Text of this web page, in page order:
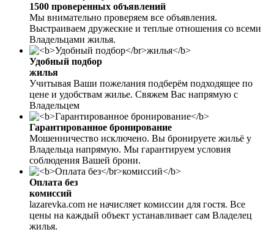
1500 проверенных объявлений
Мы внимательно проверяем все объявления.
Выстраиваем дружеские и теплые отношения со всеми
Владельцами жилья.
Удобный подбор
жилья
Учитывая Ваши пожелания подберём подходящее по
цене и удобствам жилье. Свяжем Вас напрямую с
Владельцем
Гарантированное бронирование
Мошенничество исключено. Вы бронируете жильё у
Владельца напрямую. Мы гарантируем условия
соблюдения Вашей брони.
Оплата без
комиссий
lazarevka.com не начисляет комиссии для гостя. Все
цены на каждый объект устанавливает сам Владелец
жилья.